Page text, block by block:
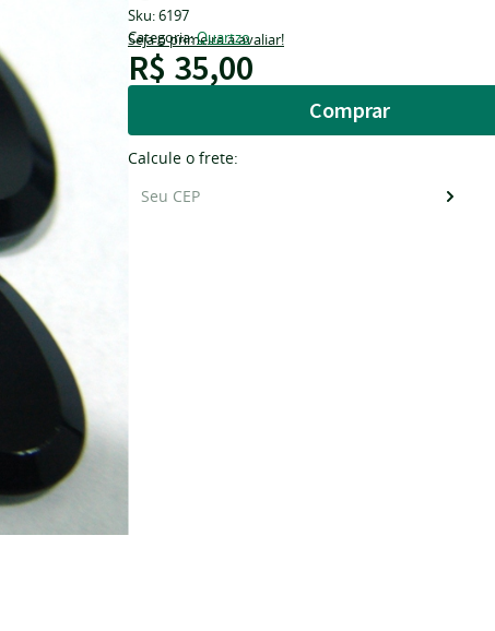
Sku:6197
Categoria:Quartzo
Seja o primeira a avaliar!
R$ 35,00
Comprar
Calcule o frete: